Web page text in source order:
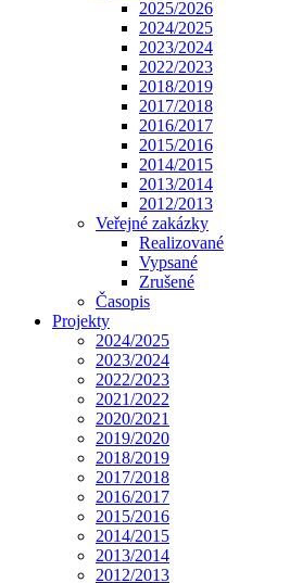
2025/2026
2024/2025
2023/2024
2022/2023
2018/2019
2017/2018
2016/2017
2015/2016
2014/2015
2013/2014
2012/2013
Veřejné zakázky
Realizované
Vypsané
Zrušené
Časopis
Projekty
2024/2025
2023/2024
2022/2023
2021/2022
2020/2021
2019/2020
2018/2019
2017/2018
2016/2017
2015/2016
2014/2015
2013/2014
2012/2013